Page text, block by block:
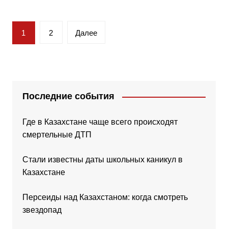
Пагинация
записей
1 2 Далее
Последние события
Где в Казахстане чаще всего происходят
смертельные ДТП
Стали известны даты школьных каникул в
Казахстане
Персеиды над Казахстаном: когда смотреть
звездопад